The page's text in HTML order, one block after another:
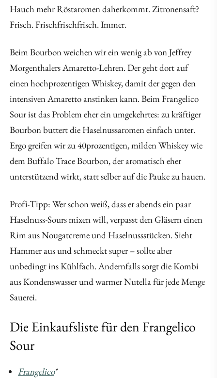
Hauch mehr Röstaromen daherkommt. Zitronensaft?
Frisch. Frischfrischfrisch. Immer.
Beim Bourbon weichen wir ein wenig ab von Jeffrey
Morgenthalers Amaretto-Lehren. Der geht dort auf
einen hochprozentigen Whiskey, damit der gegen den
intensiven Amaretto anstinken kann. Beim Frangelico
Sour ist das Problem eher ein umgekehrtes: zu kräftiger
Bourbon buttert die Haselnussaromen einfach unter.
Ergo greifen wir zu 40prozentigen, milden Whiskey wie
dem Buffalo Trace Bourbon, der aromatisch eher
unterstützend wirkt, statt selber auf die Pauke zu hauen.
Profi-Tipp: Wer schon weiß, dass er abends ein paar
Haselnuss-Sours mixen will, verpasst den Gläsern einen
Rim aus Nougatcreme und Haselnussstücken. Sieht
Hammer aus und schmeckt super – sollte aber
unbedingt ins Kühlfach. Andernfalls sorgt die Kombi
aus Kondenswasser und warmer Nutella für jede Menge
Sauerei.
Die Einkaufsliste für den Frangelico
Sour
Frangelico*